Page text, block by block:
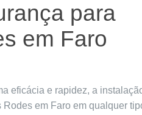
para
em Faro
eficácia e rapidez, a
em Faro em qualquer